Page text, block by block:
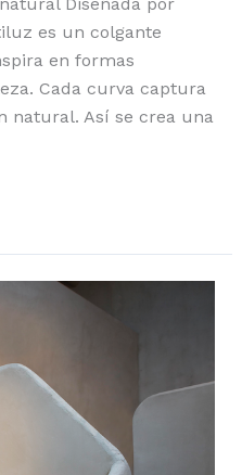
es un colgante
en formas
Cada curva captura
natural. Así se crea una